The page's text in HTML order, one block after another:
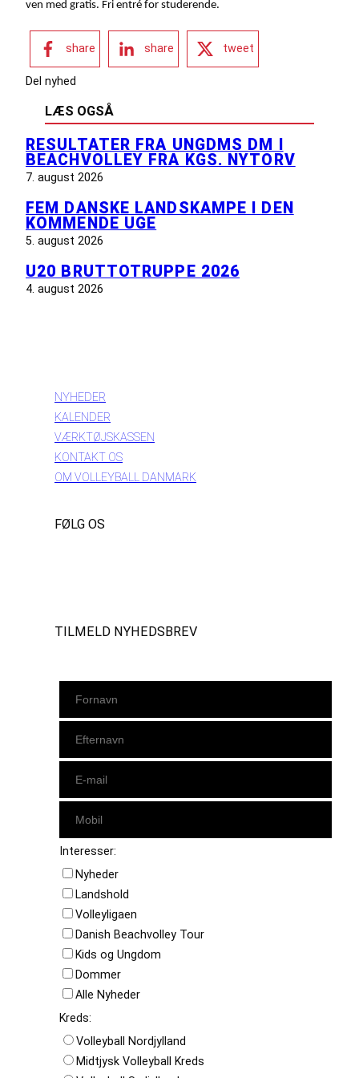
ven med gratis. Fri entré for studerende.
share share tweet
Del nyhed
LÆS OGSÅ
RESULTATER FRA UNGDMS DM I
BEACHVOLLEY FRA KGS. NYTORV
7. august 2026
FEM DANSKE LANDSKAMPE I DEN
KOMMENDE UGE
5. august 2026
U20 BRUTTOTRUPPE 2026
4. august 2026
NYHEDER
KALENDER
VÆRKTØJSKASSEN
KONTAKT OS
OM VOLLEYBALL DANMARK
FØLG OS
TILMELD NYHEDSBREV
Interesser:
Nyheder
Landshold
Volleyligaen
Danish Beachvolley Tour
Kids og Ungdom
Dommer
Alle Nyheder
Kreds:
Volleyball Nordjylland
Midtjysk Volleyball Kreds